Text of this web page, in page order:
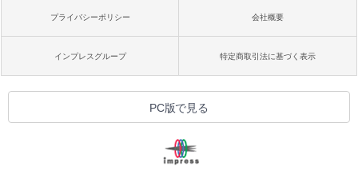
プライバシーポリシー 会社概要
インプレスグループ 特定商取引法に基づく表示
PC版で見る